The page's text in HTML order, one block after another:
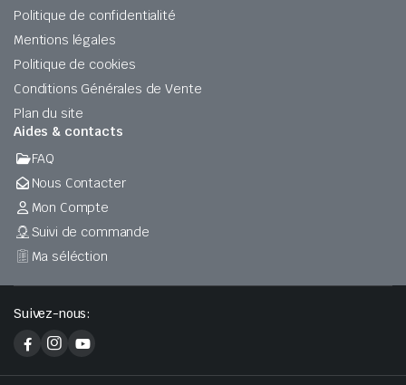
Politique de confidentialité
Mentions légales
Politique de cookies
Conditions Générales de Vente
Plan du site
Aides & contacts
FAQ
Nous Contacter
Mon Compte
Suivi de commande
Ma séléction
Suivez-nous: